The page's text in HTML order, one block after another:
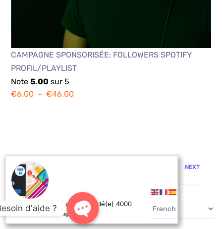
CAMPAGNE SPONSORISÉE: FOLLOWERS SPOTIFY
PROFIL/PLAYLIST
Note5.00 sur 5
€6.00 – €46.00
PREV NEXT
TIAGO de France a commandé(e) 4000
Backlinks 5 minutes ago
d'aide ?